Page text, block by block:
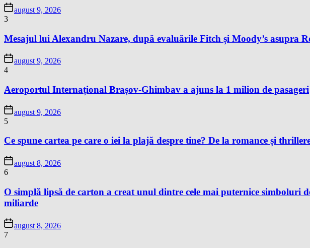
august 9, 2026
3
Mesajul lui Alexandru Nazare, după evaluările Fitch și Moody’s asupra
august 9, 2026
4
Aeroportul Internațional Brașov-Ghimbav a ajuns la 1 milion de pasageri
august 9, 2026
5
Ce spune cartea pe care o iei la plajă despre tine? De la romance și
august 8, 2026
6
O simplă lipsă de carton a creat unul dintre cele mai puternice simboluri
miliarde
august 8, 2026
7